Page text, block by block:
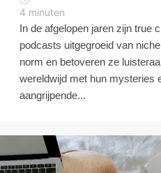
4 minuten
In de afgelopen jaren zijn true
podcasts uitgegroeid van
norm en betoveren ze
wereldwijd met hun mysteries
aangrijpende...